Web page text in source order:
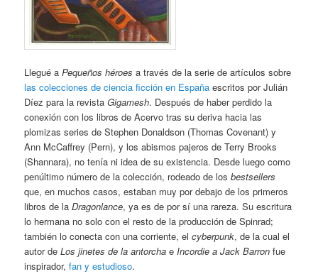
Llegué aPequeños héroes a través de la serie de artículos sobre
las colecciones de ciencia ficción en España escritos por Julián
Díez para la revistaGigamesh. Después de haber perdido la
conexión con los libros de Acervo tras su deriva hacia las
plomizas series de Stephen Donaldson (Thomas Covenant) y
Ann McCaffrey (Pern), y los abismos pajeros de Terry Brooks
(Shannara), no tenía ni idea de su existencia. Desde luego como
penúltimo número de la colección, rodeado de losbestsellers
que, en muchos casos, estaban muy por debajo de los primeros
libros de laDragonlance, ya es de por sí una rareza. Su escritura
lo hermana no solo con el resto de la producción de Spinrad;
también lo conecta con una corriente, elcyberpunk, de la cual el
autor deLos jinetes de la antorcha eIncordie a Jack Barron fue
inspirador,fan y estudioso.